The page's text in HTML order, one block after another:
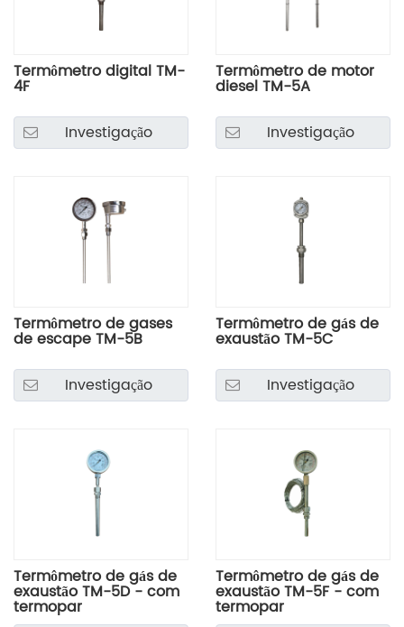
Termômetro digital TM-
4F
Investigação
Termômetro de motor
diesel TM-5A
Investigação
Termômetro de gases
de escape TM-5B
Investigação
Termômetro de gás de
exaustão TM-5C
Investigação
Termômetro de gás de
exaustão TM-5D - com
termopar
Termômetro de gás de
exaustão TM-5F - com
termopar